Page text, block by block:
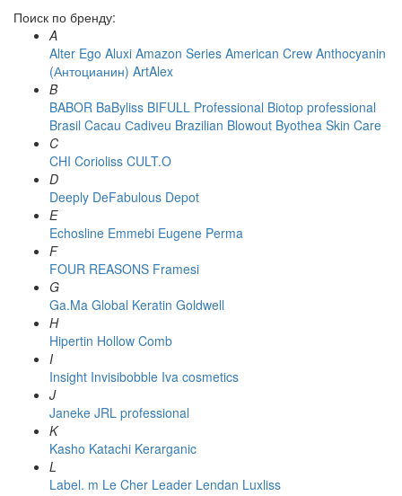
Поиск по бренду:
A
Alter Ego Aluxi Amazon Series American Crew Anthocyanin
(Антоцианин) ArtAlex
B
BABOR BaByliss BIFULL Professional Biotop professional
Brasil Cacau Сadiveu Brazilian Blowout Byothea Skin Care
C
CHI Corioliss CULT.O
D
Deeply DeFabulous Depot
E
Echosline Emmebi Eugene Perma
F
FOUR REASONS Framesi
G
Ga.Ma Global Keratin Goldwell
H
Hipertin Hollow Comb
I
Insight Invisibobble Iva cosmetics
J
Janeke JRL professional
K
Kasho Katachi Kerarganic
L
Label. m Le Cher Leader Lendan Luxliss